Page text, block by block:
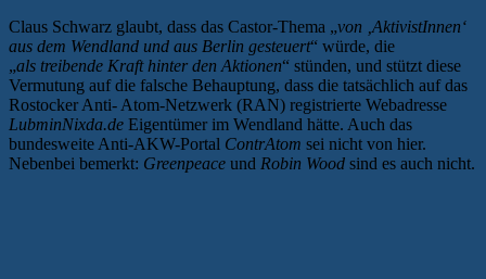
Claus Schwarz glaubt, dass das Castor-Thema „von ‚AktivistInnen‘
aus dem Wendland und aus Berlin gesteuert“ würde, die
„als treibende Kraft hinter den Aktionen“ stünden, und stützt diese
Vermutung auf die falsche Behauptung, dass die tatsächlich auf das
Rostocker Anti- Atom-Netzwerk (RAN) registrierte Webadresse
LubminNixda.de Eigentümer im Wendland hätte. Auch das
bundesweite Anti-AKW-Portal ContrAtom sei nicht von hier.
Nebenbei bemerkt: Greenpeace und Robin Wood sind es auch nicht.